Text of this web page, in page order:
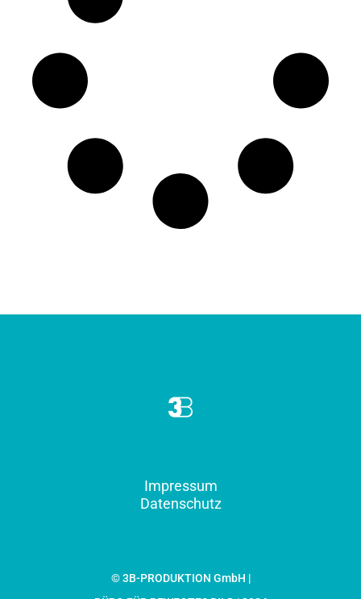
Impressum
Datenschutz
© 3B-PRODUKTION GmbH |